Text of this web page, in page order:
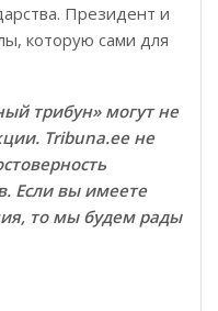
Президент и
которую сами для
трибун» могут не
Tribuna.ee не
Если вы имеете
то мы будем рады